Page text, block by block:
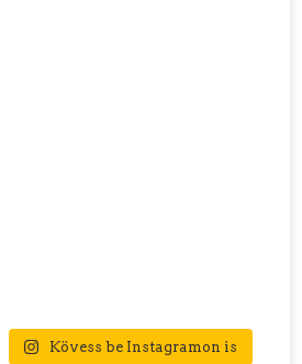
Kövess be Instagramon is